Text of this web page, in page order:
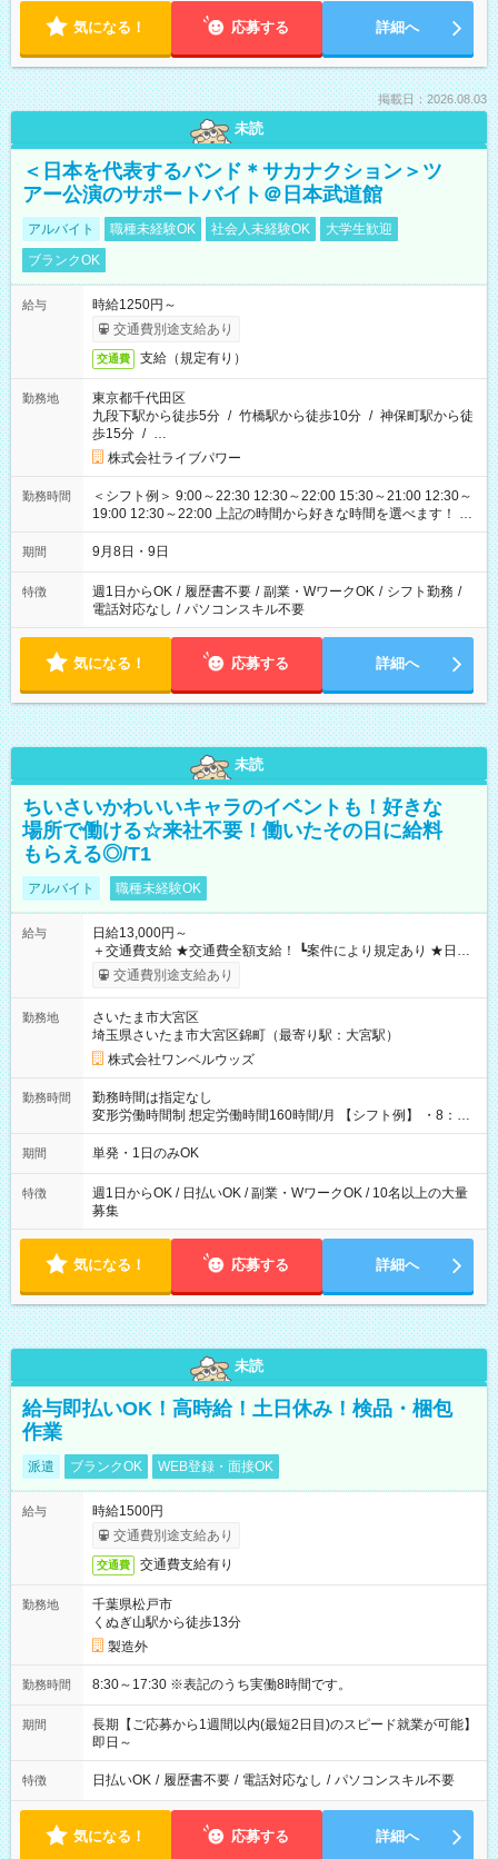
気になる！ 応募する 詳細へ
掲載日：2026.08.03
未読
＜日本を代表するバンド＊サカナクション＞ツ
アー公演のサポートバイト＠日本武道館
アルバイト 職種未経験OK 社会人未経験OK
大学生歓迎
ブランクOK
給与
時給1250円～
交通費別途支給あり
交通費 支給（規定有り）
勤務地
東京都千代田区
九段下駅から徒歩5分 / 竹橋駅から徒歩10分 / 神保町駅から徒
歩15分 / …
株式会社ライブパワー
勤務時間
＜シフト例＞ 9:00～22:30 12:30～22:00 15:30～21:00 12:30～
19:00 12:30～22:00 上記の時間から好きな時間を選べます！ ※
時間は変更となる可能性があります
期間 9月8日・9日
特徴 週1日からOK / 履歴書不要 / 副業・WワークOK / シフト勤務 /
電話対応なし / パソコンスキル不要
気になる！ 応募する 詳細へ
未読
ちいさいかわいいキャラのイベントも！好きな
場所で働ける☆来社不要！働いたその日に給料
もらえる◎/T1
アルバイト 職種未経験OK
給与
日給13,000円～
＋交通費支給 ★交通費全額支給！ ┗案件により規定あり ★日払
いOK！（規定あり） ┗働いたその日に現金GET♪ お仕事後はコ
ンビニATMから 日払い分を引き落とせます！ 【試用期間】試
交通費別途支給あり
勤務地
さいたま市大宮区
埼玉県さいたま市大宮区錦町（最寄り駅：大宮駅）
株式会社ワンベルウッズ
勤務時間
勤務時間は指定なし
変形労働時間制 想定労働時間160時間/月 【シフト例】 ・8：00
～21：00
期間 単発・1日のみOK
特徴
週1日からOK / 日払いOK / 副業・WワークOK / 10名以上の大量
募集
気になる！ 応募する 詳細へ
未読
給与即払いOK！高時給！土日休み！検品・梱包
作業
派遣 ブランクOK WEB登録・面接OK
給与
時給1500円
交通費別途支給あり
交通費 交通費支給有り
勤務地
千葉県松戸市
くぬぎ山駅から徒歩13分
製造外
勤務時間 8:30～17:30 ※表記のうち実働8時間です。
期間
長期【ご応募から1週間以内(最短2日目)のスピード就業が可能】
即日～
特徴 日払いOK / 履歴書不要 / 電話対応なし / パソコンスキル不要
気になる！ 応募する 詳細へ